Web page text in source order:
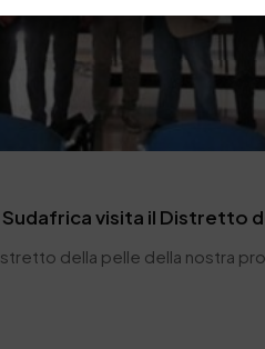
visita il Distretto
della pelle della nostra